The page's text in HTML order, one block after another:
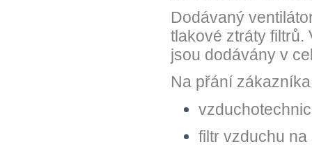
Dodávaný
tlakové ztráty filtrů.
jsou dodávány v
Na přání
filtr vzduchu na